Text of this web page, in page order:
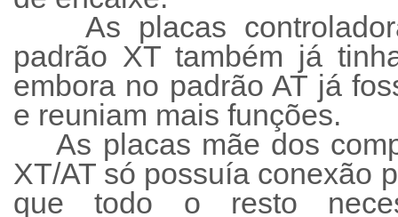
As placas
padrão XT também já
embora no padrão AT já
e reuniam mais funções.
As placas mãe dos
XT/AT só possuía conexão
que todo o resto